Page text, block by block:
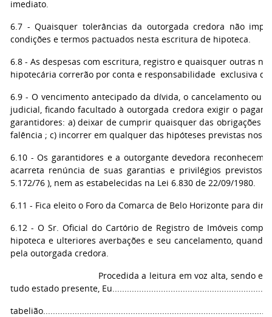
imediato.
6.7 - Quaisquer tolerâncias da outorgada credora não
condições e termos pactuados nesta escritura de hipoteca.
6.8 - As despesas com escritura, registro e quaisquer outras
hipotecária correrão por conta e responsabilidade exclusiva
6.9 - O vencimento antecipado da dívida, o cancelamento ou
judicial, ficando facultado à outorgada credora exigir o
garantidores: a) deixar de cumprir quaisquer das obrigações
falência ; c) incorrer em qualquer das hipóteses previstas nos
6.10 - Os garantidores e a outorgante devedora
acarreta renúncia de suas garantias e privilégios previstos
5.172/76 ), nem as estabelecidas na Lei 6.830 de 22/09/1980.
6.11 - Fica eleito o Foro da Comarca de Belo Horizonte para
6.12 - O Sr. Oficial do Cartório de Registro de Imóveis
hipoteca e ulteriores averbações e seu cancelamento,
pela outorgada credora.
Procedida a leitura em voz alta, sendo em tudo
tudo estado presente,